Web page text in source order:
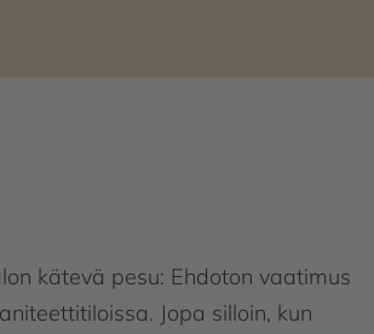
kätevä pesu: Ehdoton vaatimus
Jopa silloin, kun